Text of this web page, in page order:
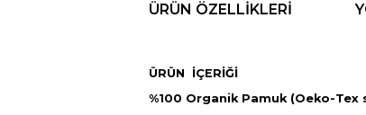
ÜRÜN ÖZELLIKLERI
ÜRÜN İÇERİĞİ
%100 Organik Pamuk (Oeko-Tex